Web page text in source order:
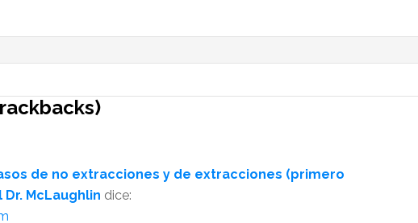
de no extracciones y de extracciones (primero
McLaughlin dice: